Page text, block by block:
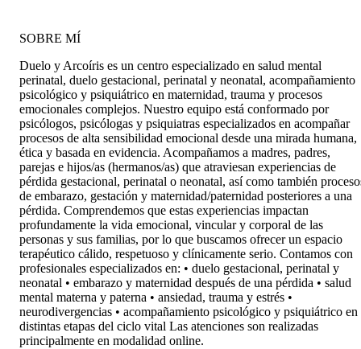
SOBRE MÍ
Duelo y Arcoíris es un centro especializado en salud mental
perinatal, duelo gestacional, perinatal y neonatal, acompañamiento
psicológico y psiquiátrico en maternidad, trauma y procesos
emocionales complejos. Nuestro equipo está conformado por
psicólogos, psicólogas y psiquiatras especializados en acompañar
procesos de alta sensibilidad emocional desde una mirada humana,
ética y basada en evidencia. Acompañamos a madres, padres,
parejas e hijos/as (hermanos/as) que atraviesan experiencias de
pérdida gestacional, perinatal o neonatal, así como también
de embarazo, gestación y maternidad/paternidad posteriores a una
pérdida. Comprendemos que estas experiencias impactan
profundamente la vida emocional, vincular y corporal de las
personas y sus familias, por lo que buscamos ofrecer un espacio
terapéutico cálido, respetuoso y clínicamente serio. Contamos con
profesionales especializados en: • duelo gestacional, perinatal y
neonatal • embarazo y maternidad después de una pérdida • salud
mental materna y paterna • ansiedad, trauma y estrés •
neurodivergencias • acompañamiento psicológico y psiquiátrico en
distintas etapas del ciclo vital Las atenciones son realizadas
principalmente en modalidad online.